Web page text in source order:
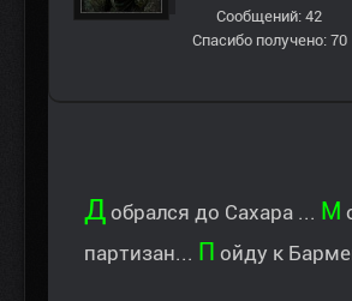
Сообщений: 42
Спасибо получено: 70
Д обрался до Сахара ... М
партизан... П ойду к